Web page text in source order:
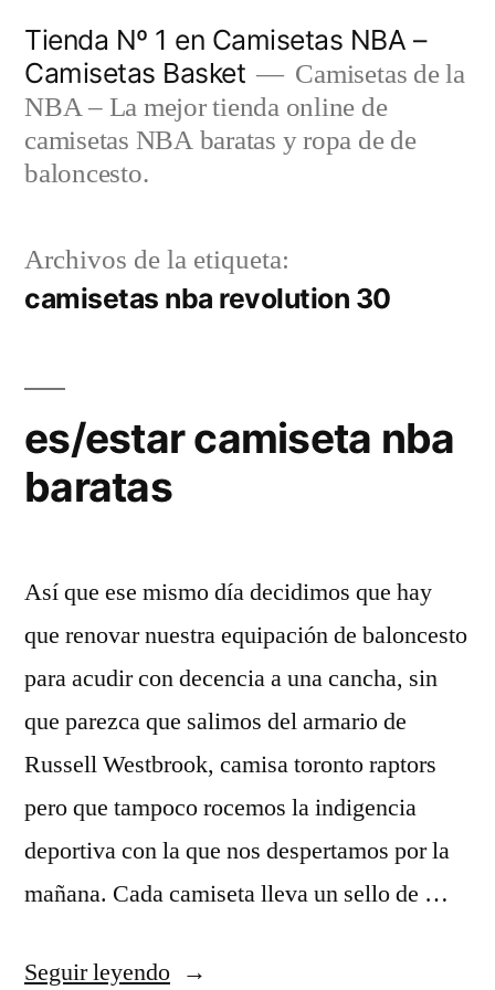
contenido
Tienda Nº 1 en Camisetas NBA –
Camisetas Basket
Camisetas de la
NBA – La mejor tienda online de
camisetas NBA baratas y ropa de de
baloncesto.
Archivos de la etiqueta:
camisetas nba revolution 30
es/estar camiseta nba
baratas
Así que ese mismo día decidimos que hay
que renovar nuestra equipación de baloncesto
para acudir con decencia a una cancha, sin
que parezca que salimos del armario de
Russell Westbrook, camisa toronto raptors
pero que tampoco rocemos la indigencia
deportiva con la que nos despertamos por la
mañana. Cada camiseta lleva un sello de …
Seguir leyendo«es/estar